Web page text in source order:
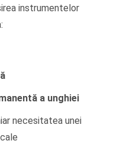
instrumentelor
a unghiei
necesitatea unei